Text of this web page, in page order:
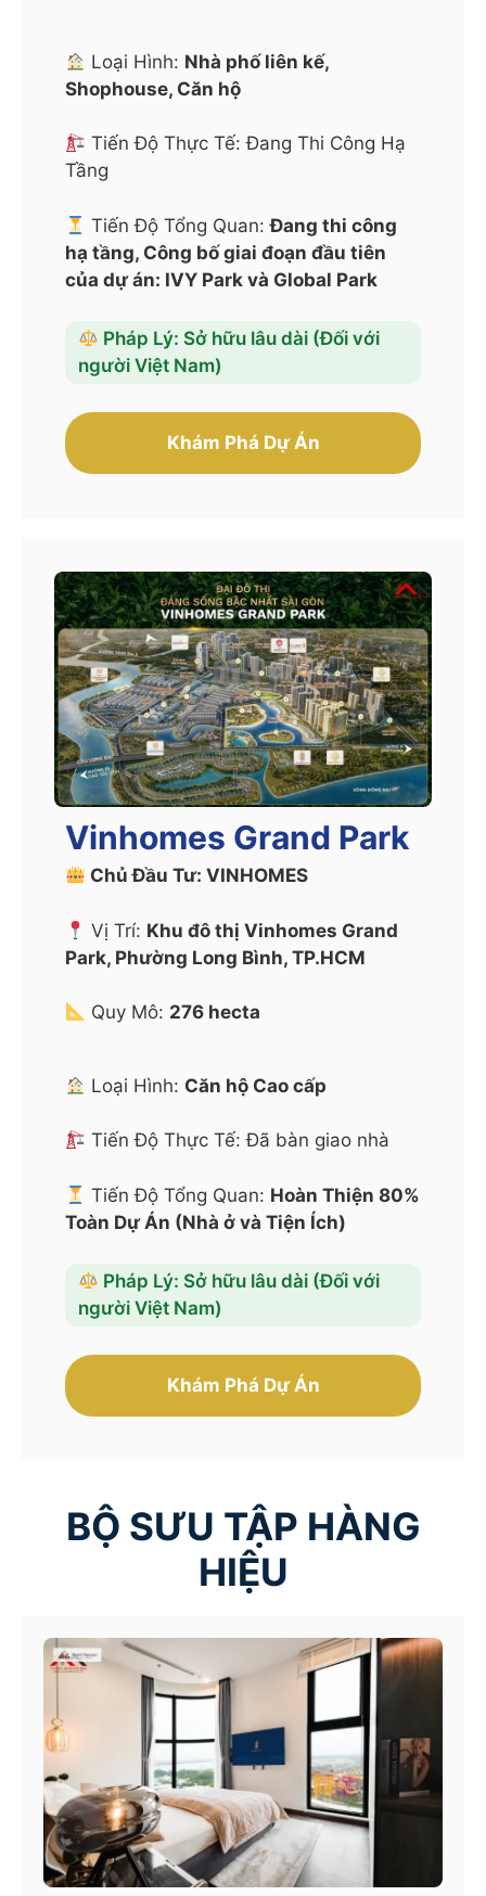
Loại Hình: Nhà phố liên kế,
Shophouse, Căn hộ
Tiến Độ Thực Tế: Đang Thi Công Hạ
Tầng
Tiến Độ Tổng Quan:Đang thi công
hạ tầng, Công bố giai đoạn đầu tiên
của dự án: IVY Park và Global Park
Pháp Lý: Sở hữu lâu dài (Đối với
người Việt Nam)
Khám Phá Dự Án
Vinhomes Grand Park
Chủ Đầu Tư: VINHOMES
Vị Trí: Khu đô thị Vinhomes Grand
Park, Phường Long Bình, TP.HCM
Quy Mô: 276 hecta
Loại Hình: Căn hộ Cao cấp
Tiến Độ Thực Tế: Đã bàn giao nhà
Tiến Độ Tổng Quan: Hoàn Thiện 80%
Toàn Dự Án (Nhà ở và Tiện Ích)
Pháp Lý: Sở hữu lâu dài (Đối với
người Việt Nam)
Khám Phá Dự Án
BỘ SƯU TẬP HÀNG
HIỆU